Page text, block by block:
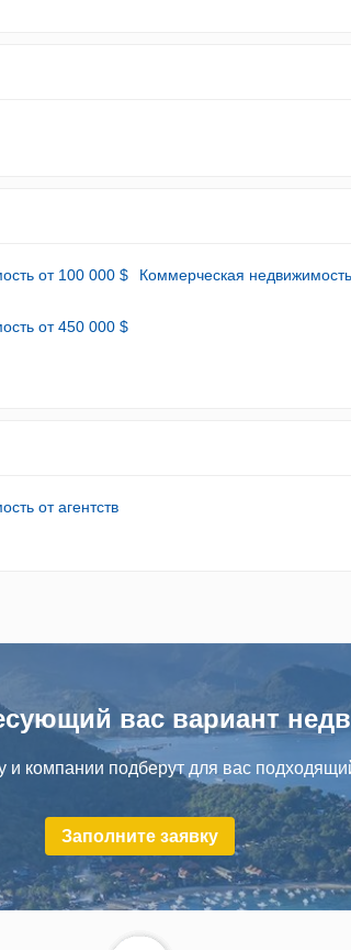
от 100 000 $ Коммерческая
от 450 000 $
от агентств
вас вариант
и компании подберут для вас
Заполните заявку